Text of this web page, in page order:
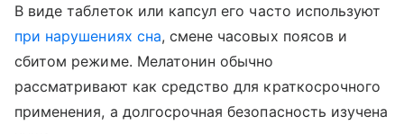
В виде таблеток или капсул его часто используют
при нарушениях сна, смене часовых поясов и
сбитом режиме. Мелатонин обычно
рассматривают как средство для краткосрочного
применения, а долгосрочная безопасность изучена